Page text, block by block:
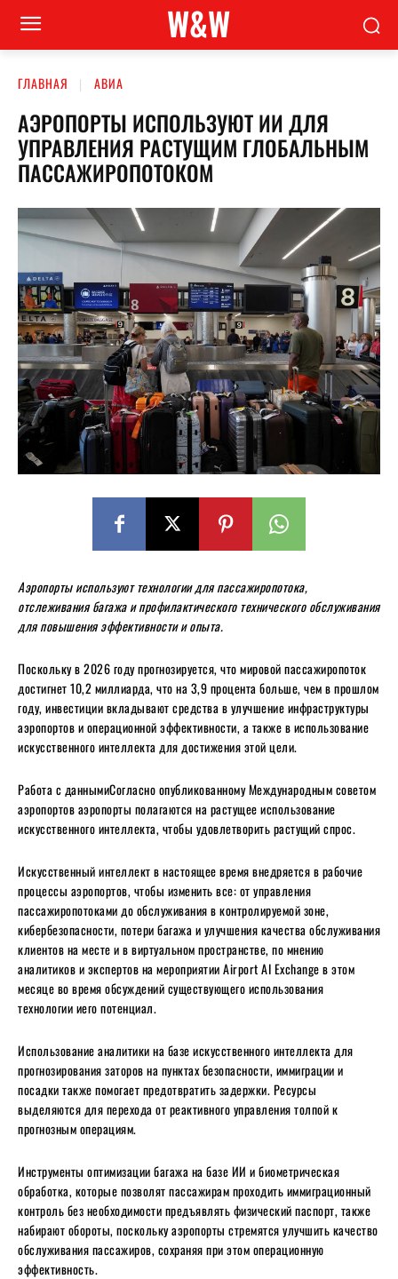
W&W
ГЛАВНАЯ АВИА
АЭРОПОРТЫ ИСПОЛЬЗУЮТ ИИ ДЛЯ
УПРАВЛЕНИЯ РАСТУЩИМ ГЛОБАЛЬНЫМ
ПАССАЖИРОПОТОКОМ
Аэропорты используют технологии для пассажиропотока,
отслеживания багажа и профилактического технического обслуживания
для повышения эффективности и опыта.
Поскольку в 2026 году прогнозируется, что мировой пассажиропоток
достигнет 10,2 миллиарда, что на 3,9 процента больше, чем в прошлом
году, инвестиции вкладывают средства в улучшение инфраструктуры
аэропортов и операционной эффективности, а также в использование
искусственного интеллекта для достижения этой цели.
Работа с даннымиСогласно опубликованному Международным советом
аэропортоваэропорты полагаются на растущее использование
искусственного интеллекта, чтобы удовлетворить растущий спрос.
Искусственный интеллект в настоящее время внедряется в рабочие
процессы аэропортов, чтобы изменить все: от управления
пассажиропотоками до обслуживания в контролируемой зоне,
кибербезопасности, потери багажа и улучшения качества обслуживания
клиентов на месте и в виртуальном пространстве, по мнению
аналитиков и экспертов на мероприятии Airport AI Exchange в этом
месяце во время обсуждений существующего использования
технологии иего потенциал.
Использование аналитики на базе искусственного интеллекта для
прогнозирования заторов на пунктах безопасности, иммиграции и
посадки также помогает предотвратить задержки. Ресурсы
выделяются для перехода от реактивного управления толпой к
прогнозным операциям.
Инструменты оптимизации багажа на базе ИИ и биометрическая
обработка, которые позволят пассажирам проходить иммиграционный
контроль без необходимости предъявлять физический паспорт, также
набирают обороты, поскольку аэропорты стремятся улучшить качество
обслуживания пассажиров, сохраняя при этом операционную
эффективность.